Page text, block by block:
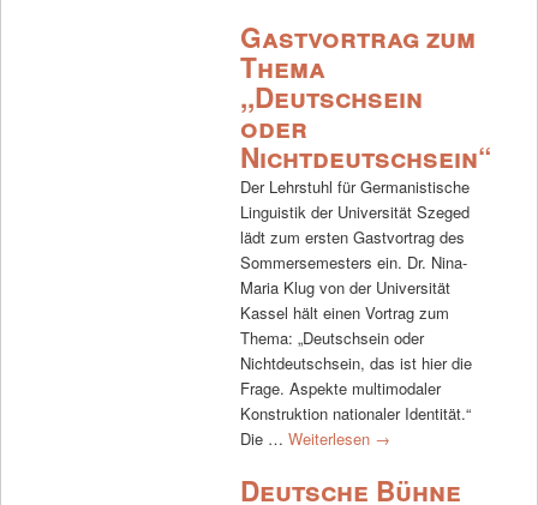
Gastvortrag zum
Thema
,,Deutschsein
oder
Nichtdeutschsein“
Der Lehrstuhl für Germanistische
Linguistik der Universität Szeged
lädt zum ersten Gastvortrag des
Sommersemesters ein. Dr. Nina-
Maria Klug von der Universität
Kassel hält einen Vortrag zum
Thema: „Deutschsein oder
Nichtdeutschsein, das ist hier die
Frage. Aspekte multimodaler
Konstruktion nationaler Identität.“
Die … Weiterlesen →
Deutsche Bühne